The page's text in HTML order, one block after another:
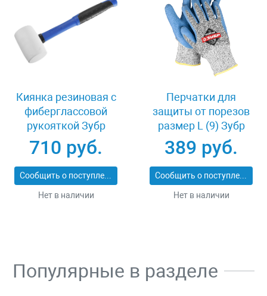
Киянка резиновая с
фиберглассовой
рукояткой Зубр
ПРОФИ 20531-
450_z02
710 руб.
Сообщить о поступлении
Нет в наличии
Перчатки для
защиты от порезов
размер L (9) Зубр
11277-L
389 руб.
Сообщить о поступлении
Нет в наличии
Популярные в разделе